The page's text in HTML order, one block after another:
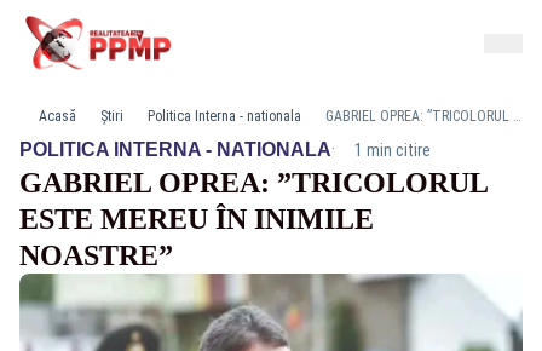
Acasă Știri Politica Interna - nationala GABRIEL OPREA: ”TRICOLORUL ESTE MEREU ÎN INIMILE NOASTRE”
POLITICA INTERNA - NATIONALA· 1 min citire
GABRIEL OPREA: ”TRICOLORUL
ESTE MEREU ÎN INIMILE
NOASTRE”